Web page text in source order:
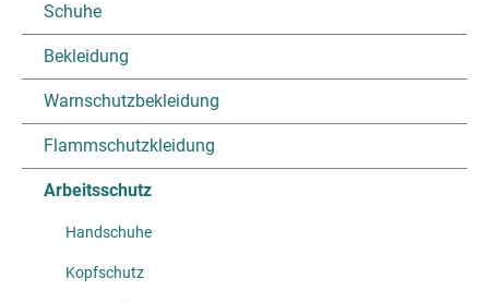
Schuhe
Bekleidung
Warnschutzbekleidung
Flammschutzkleidung
Arbeitsschutz
Handschuhe
Kopfschutz